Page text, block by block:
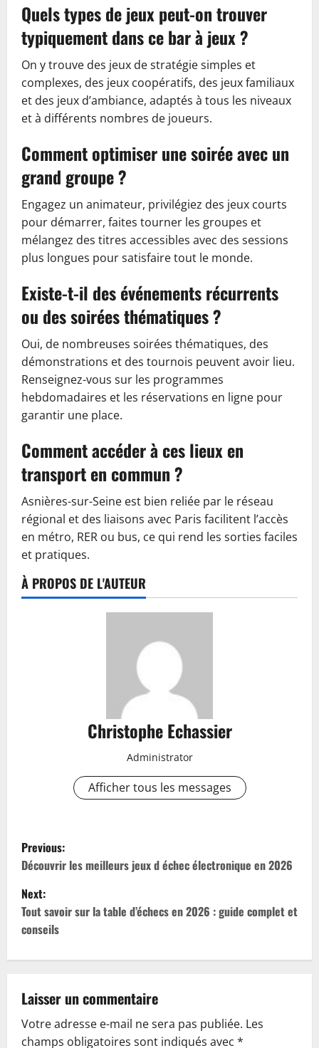
Quels types de jeux peut-on trouver
typiquement dans ce bar à jeux ?
On y trouve des jeux de stratégie simples et
complexes, des jeux coopératifs, des jeux familiaux
et des jeux d’ambiance, adaptés à tous les niveaux
et à différents nombres de joueurs.
Comment optimiser une soirée avec un
grand groupe ?
Engagez un animateur, privilégiez des jeux courts
pour démarrer, faites tourner les groupes et
mélangez des titres accessibles avec des sessions
plus longues pour satisfaire tout le monde.
Existe-t-il des événements récurrents
ou des soirées thématiques ?
Oui, de nombreuses soirées thématiques, des
démonstrations et des tournois peuvent avoir lieu.
Renseignez-vous sur les programmes
hebdomadaires et les réservations en ligne pour
garantir une place.
Comment accéder à ces lieux en
transport en commun ?
Asnières-sur-Seine est bien reliée par le réseau
régional et des liaisons avec Paris facilitent l’accès
en métro, RER ou bus, ce qui rend les sorties faciles
et pratiques.
À PROPOS DE L'AUTEUR
Christophe Echassier
Administrator
Afficher tous les messages
P
o
s
t
n
a
v
Previous:
Découvrir les meilleurs jeux d échec électronique en 2026
Next:
Tout savoir sur la table d’échecs en 2026 : guide complet et
conseils
Laisser un commentaire
Votre adresse e-mail ne sera pas publiée. Les
champs obligatoires sont indiqués avec *